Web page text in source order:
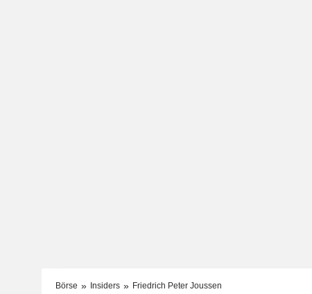
Börse Insiders Friedrich Peter Joussen